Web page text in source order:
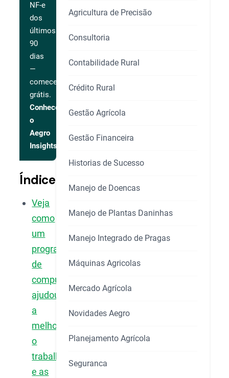
NF-e
dos
últimos
90
dias
—
comece
grátis.
Conhecer
o
Aegro
Insights
Índice
Veja
como
um
programa
de
computador
ajudou
a
melhorar
o
trabalho
e as
Agricultura de Precisão
Consultoria
Contabilidade Rural
Crédito Rural
Gestão Agrícola
Gestão Financeira
Historias de Sucesso
Manejo de Doencas
Manejo de Plantas Daninhas
Manejo Integrado de Pragas
Máquinas Agricolas
Mercado Agrícola
Novidades Aegro
Planejamento Agrícola
Seguranca